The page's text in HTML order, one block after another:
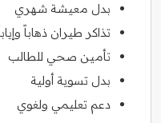
بدل معيشة شهري
تذاكر طيران ذهاباً
تأمين صحي للطالب
بدل تسوية أولية
دعم تعليمي ولغوي